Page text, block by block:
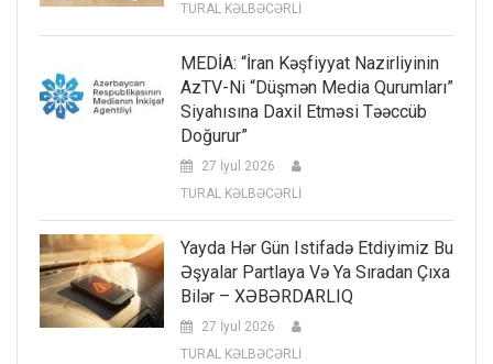
TURAL KƏLBƏCƏRLİ
MEDİA: “İran Kəşfiyyat Nazirliyinin
AzTV-Ni “düşmən Media Qurumları”
Siyahısına Daxil Etməsi Təəccüb
Doğurur”
27 İyul 2026
TURAL KƏLBƏCƏRLİ
Yayda Hər Gün Istifadə Etdiyimiz Bu
Əşyalar Partlaya Və Ya Sıradan Çıxa
Bilər – XƏBƏRDARLIQ
27 İyul 2026
TURAL KƏLBƏCƏRLİ